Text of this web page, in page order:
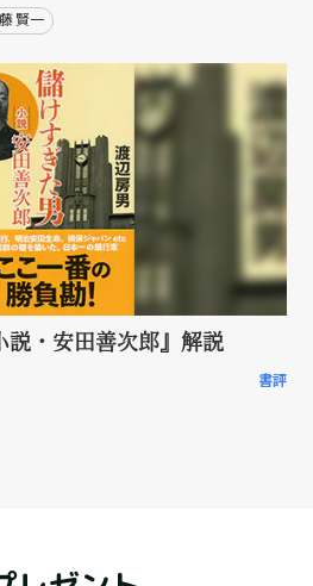
賢一
・安田善次郎』解説
書評